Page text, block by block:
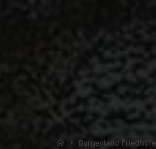
HomeBurgenland Friedhöfe